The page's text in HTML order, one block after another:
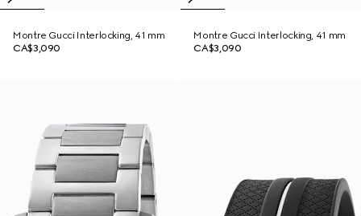
Montre Gucci Interlocking, 41 mm
CA$3,090
Montre Gucci Interlocking, 41 mm
CA$3,090